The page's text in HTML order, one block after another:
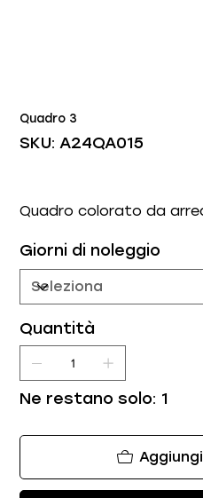
Quadro 3
SKU:
SKU
A24QA015
A24QA015
Quadro colorato da
Giorni di noleggio
Quantità
Ne restano solo: 1